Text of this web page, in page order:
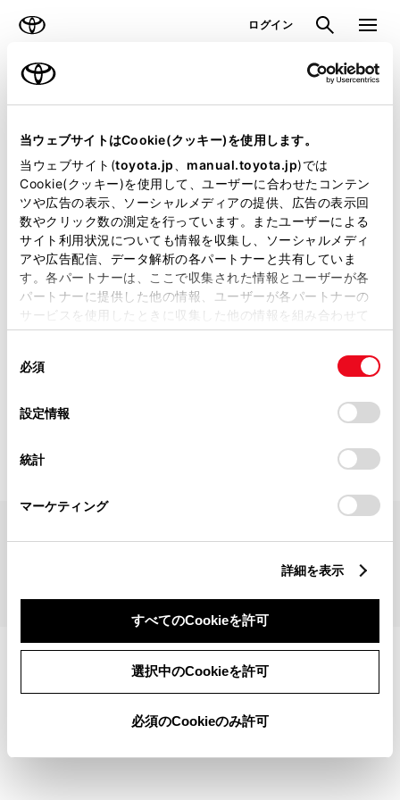
当ウェブサイトはCookie(クッキー)を使用します。
当ウェブサイト(toyota.jp manual.toyota.jp)では
Cookie(クッキー)を使用して、ユーザーに合わせたコンテン
ツや広告の表示、ソーシャルメディアの提供、広告の表示回
数やクリック数の測定を行っています。またユーザーによる
サイト利用状況についても情報を収集し、ソーシャルメディ
アや広告配信、データ解析の各パートナーと共有していま
す。各パートナーは、ここで収集された情報とユーザーが各
パートナーに提供した他の情報、ユーザーが各パートナーの
サービスを使用したときに収集した他の情報を組み合わせて
使用することがあります。当ウェブサイトの使用を続行する
デバイスにすべてのCookie(クッキー)が保存されることに同
意したことになります。Cookie(クッキー)のオプトアウト、
設定の変更、同意を撤回したりするにあたっては、当社の
「Cookie（クッキー）情報の取り扱いについて
」をご覧くだ
必須
設定情報
統計
マーケティング
詳細を表示
すべてのCookieを許可
選択中のCookieを許可
必須のCookieのみ許可
ログイン 検索 メニュ
ラインアップ トピックス
見積りシミュレーション
見積りシミュレーションのデータが
正常に取得できませんでした。
詳しくは販売店までお問合せくださ
い。
（2-7-4）
見積りシミュレーショントップへ
TOYOTAアカウント利用規約反社会的勢力に対する基本方針企業情報
©1995-2026 TOYOTA MOTOR CORPORATION. ALL RIGHTS RESERVED.